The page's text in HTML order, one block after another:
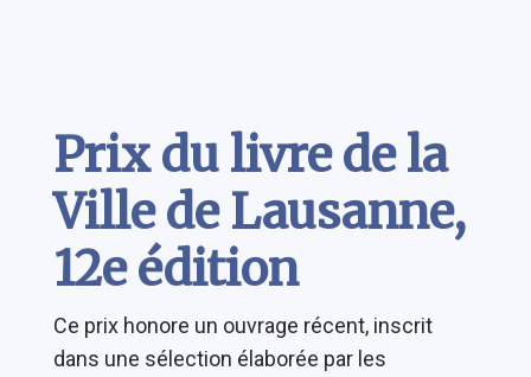
Prix du livre de la
Ville de Lausanne,
12e édition
Ce prix honore un ouvrage récent, inscrit
dans une sélection élaborée par les